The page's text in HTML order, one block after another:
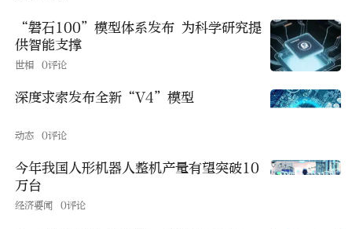
“磐石100”模型体系发布 为科学研究提
供智能支撑
世相 0评论
深度求索发布全新“V4”模型
动态 0评论
今年我国人形机器人整机产量有望突破10
万台
经济要闻 0评论